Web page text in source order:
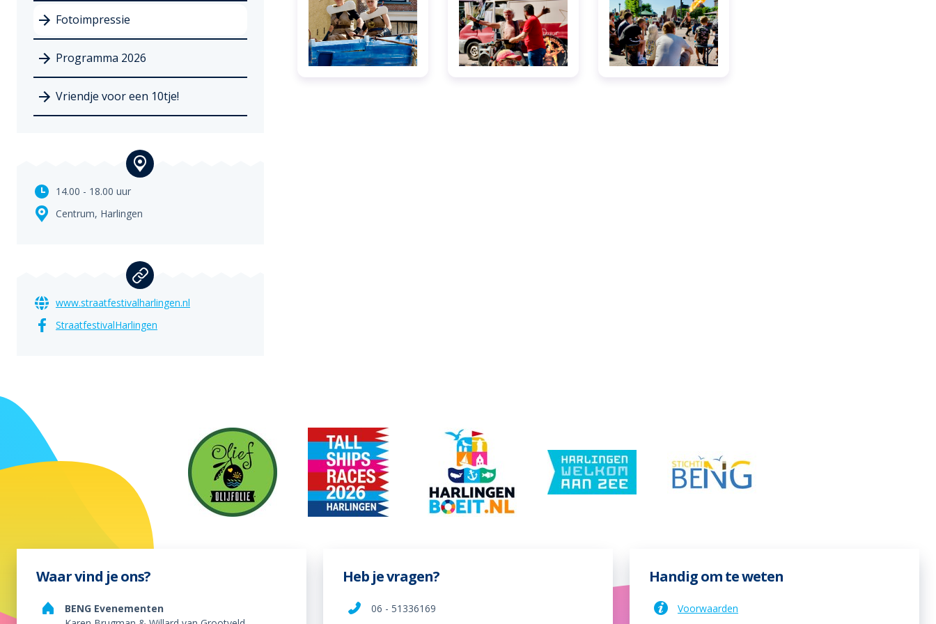
Fotoimpressie
Programma 2026
Vriendje voor een 10tje!
14.00 - 18.00 uur
Centrum, Harlingen
www.straatfestivalharlingen.nl
StraatfestivalHarlingen
Waar vind je ons?
BENG Evenementen
Heb je vragen?
06 - 51336169
Handig om te weten
Voorwaarden